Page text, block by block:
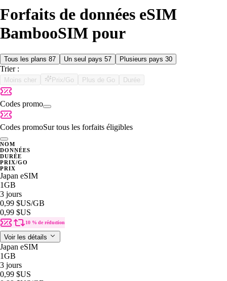
Forfaits de données eSIM
BambooSIM pour
Tous les plans 87 Un seul pays 57 Plusieurs pays 30
Trier :
Moins cher Prix/Go Plus de Go Durée
Codes promo
Codes promoSur tous les forfaits éligibles
NOM
DONNÉES
DURÉE
PRIX/GO
PRIX
Japan eSIM
1GB
3 jours
0,99 $US/GB
0,99 $US
10 % de réduction
Voir les détails
Japan eSIM
1GB
3 jours
0,99 $US